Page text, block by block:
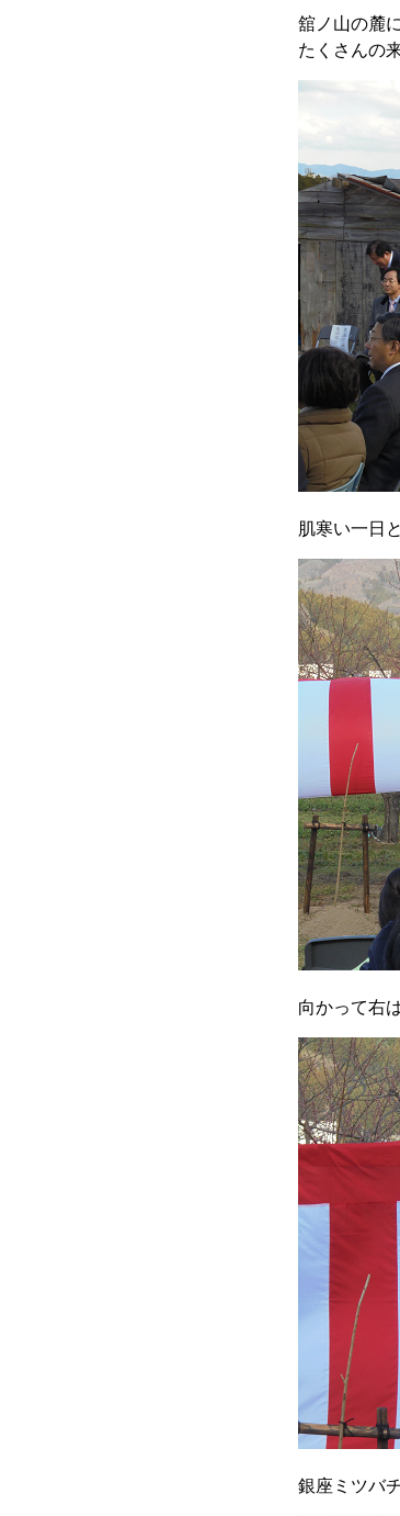
舘ノ山の麓
たくさんの
肌寒い一日
向かって右
銀座ミツバ